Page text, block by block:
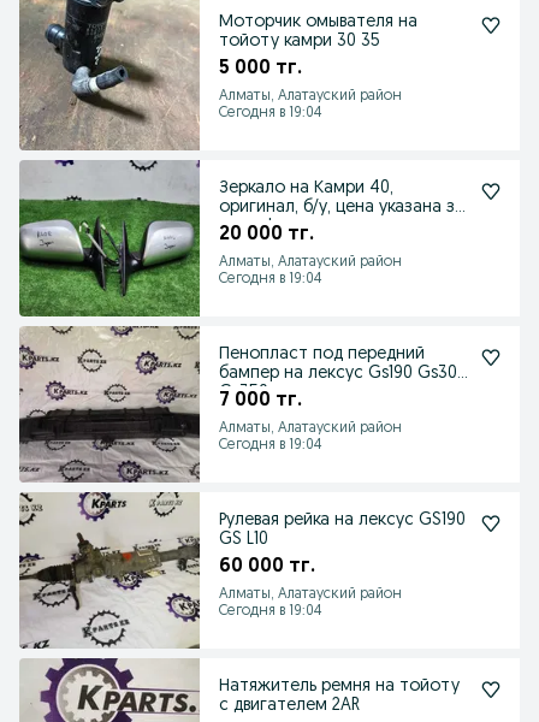
Моторчик омывателя на
тойоту камри 30 35
5 000 тг.
Алматы, Алатауский район
Сегодня в 19:04
Зеркало на Камри 40,
оригинал, б/у, цена указана за
штуку!
20 000 тг.
Алматы, Алатауский район
Сегодня в 19:04
Пенопласт под передний
бампер на лексус Gs190 Gs300
Gs350
7 000 тг.
Алматы, Алатауский район
Сегодня в 19:04
Рулевая рейка на лексус GS190
GS L10
60 000 тг.
Алматы, Алатауский район
Сегодня в 19:04
Натяжитель ремня на тойоту
с двигателем 2AR